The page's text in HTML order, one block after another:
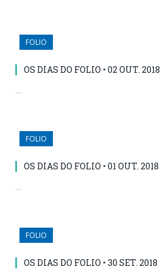
FOLIO
OS DIAS DO FOLIO • 02 OUT. 2018
…
FOLIO
OS DIAS DO FOLIO • 01 OUT. 2018
…
FOLIO
OS DIAS DO FOLIO • 30 SET. 2018